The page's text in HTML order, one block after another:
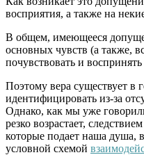
восприятия, а также на
В общем, имеющееся
основных чувств (а также,
почувствовать и
Поэтому вера существует в
идентифицировать из-за
Однако, как мы уже
резко возрастает,
которые подает наша душа,
условной схемой